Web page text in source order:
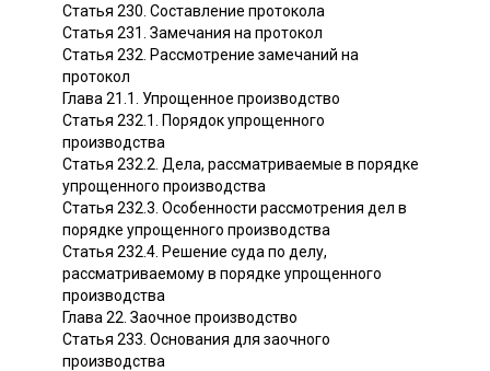
Статья 230. Составление протокола
Статья 231. Замечания на протокол
Статья 232. Рассмотрение замечаний на
протокол
Глава 21.1. Упрощенное производство
Статья 232.1. Порядок упрощенного
производства
Статья 232.2. Дела, рассматриваемые в порядке
упрощенного производства
Статья 232.3. Особенности рассмотрения дел в
порядке упрощенного производства
Статья 232.4. Решение суда по делу,
рассматриваемому в порядке упрощенного
производства
Глава 22. Заочное производство
Статья 233. Основания для заочного
производства